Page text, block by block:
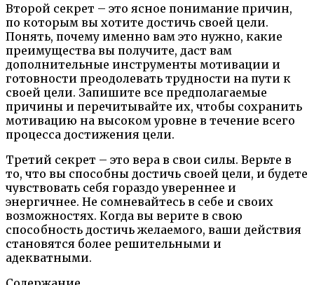
Второй секрет – это ясное понимание причин,
по которым вы хотите достичь своей цели.
Понять, почему именно вам это нужно, какие
преимущества вы получите, даст вам
дополнительные инструменты мотивации и
готовности преодолевать трудности на пути к
своей цели. Запишите все предполагаемые
причины и перечитывайте их, чтобы сохранить
мотивацию на высоком уровне в течение всего
процесса достижения цели.
Третий секрет – это вера в свои силы. Верьте в
то, что вы способны достичь своей цели, и будете
чувствовать себя гораздо увереннее и
энергичнее. Не сомневайтесь в себе и своих
возможностях. Когда вы верите в свою
способность достичь желаемого, ваши действия
становятся более решительными и
адекватными.